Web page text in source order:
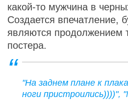
какой-то мужчина в
Создается впечатление,
являются продолжением
постера.
"На заднем плане к
ноги пристроились))))",